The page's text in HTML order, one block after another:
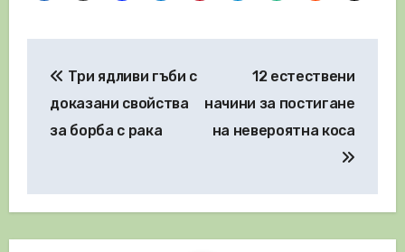
Три ядливи гъби с
доказани свойства
за борба с рака
12 естествени
начини за постигане
на невероятна коса